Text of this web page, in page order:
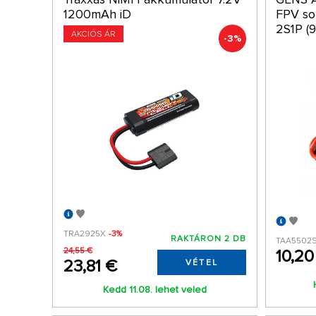
1200mAh iD
AKCIÓS ÁR -3%
TRA2925X -3%
24,55 €
23,81 €
RAKTÁRON 2 DB
VÉTEL
Kedd 11.08. lehet veled
FPV
2S1P